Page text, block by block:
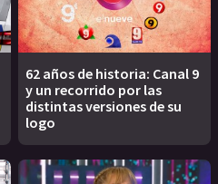
62 años de historia: Canal 9
y un recorrido por las
distintas versiones de su
logo